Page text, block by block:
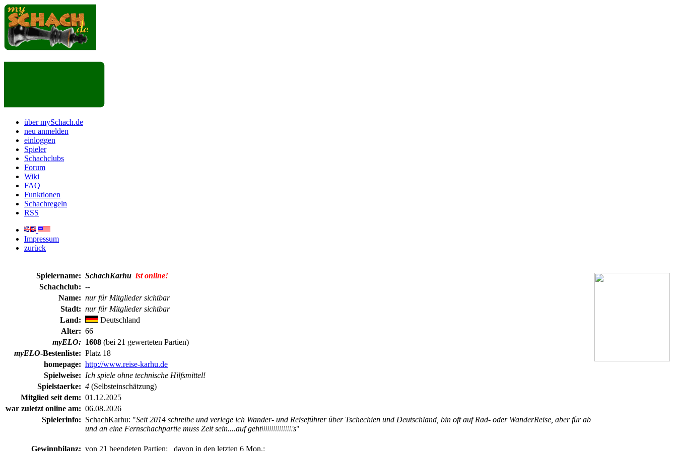
über mySchach.de
neu anmelden
einloggen
Spieler
Schachclubs
Forum
Wiki
FAQ
Funktionen
Schachregeln
RSS
Impressum
zurück
Spielername: SchachKarhu ist online!
Schachclub: --
Name: nur für Mitglieder sichtbar
Stadt: nur für Mitglieder sichtbar
Land:
Deutschland
Alter: 66
myELO: 1608 (bei 21 gewerteten Partien)
myELO-Bestenliste: Platz 18
homepage: http://www.reise-karhu.de
Spielweise: Ich spiele ohne technische Hilfsmittel!
Spielstaerke: 4 (Selbsteinschätzung)
Mitglied seit dem: 01.12.2025
war zuletzt online am: 06.08.2026
Spielerinfo: SchachKarhu: "Seit 2014 schreibe und verlege ich Wander- und Reiseführer über Tschechien und Deutschland, bin oft auf Rad- oder WanderReise, aber für ab
und an eine Fernschachpartie muss Zeit sein....auf geht\\\\\\\\\\\\\\\'s"
Gewinnbilanz: von 21 beendeten Partien: davon in den letzten 6 Mon.: